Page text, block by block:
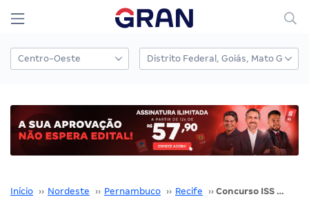
Início ›› Nordeste ›› Pernambuco ›› Recife ›› Concurso ISS Itapissuma PE: saiu o EDITAL. Confira!